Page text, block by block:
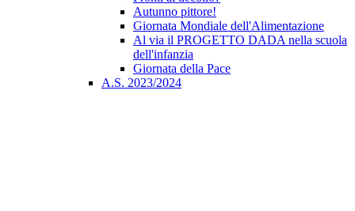
Autunno pittore!
Giornata Mondiale dell'Alimentazione
Al via il PROGETTO DADA nella scuola
dell'infanzia
Giornata della Pace
A.S. 2023/2024